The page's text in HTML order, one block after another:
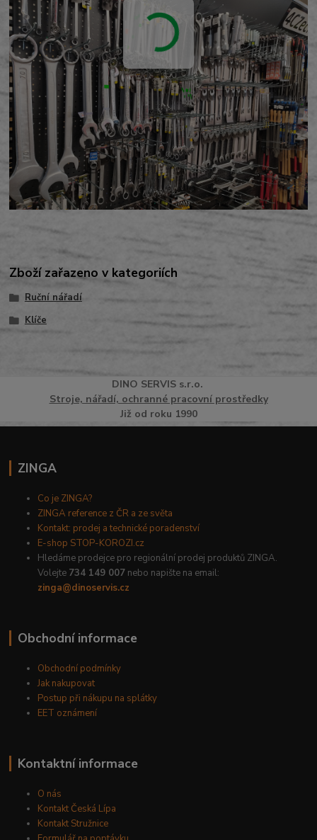
Zboží zařazeno v kategoriích
Ruční nářadí
Klíče
DINO SERVISs.r.o.
Stroje, nářadí, ochranné pracovní prostředky
Již od roku 1990
ZINGA
Co je ZINGA?
ZINGA reference z ČR a ze světa
Kontakt: prodej a technické poradenství
E-shop STOP-KOROZI.cz
Hledáme prodejce pro regionální prodej produktů ZINGA.
Volejte 734 149 007 nebo napište na email:
zinga@dinoservis.cz
Obchodní informace
Obchodní podmínky
Jak nakupovat
Postup při nákupu na splátky
EET oznámení
Kontaktní informace
O nás
Kontakt Česká Lípa
Kontakt Stružnice